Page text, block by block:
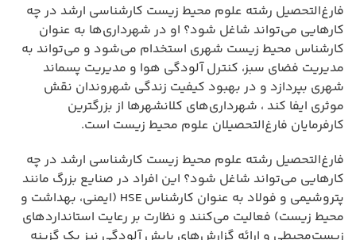
فارغ‌التحصیل رشته علوم محیط زیست کارشناسی ارشد در چه
کارهایی می‌تواند شاغل شود؟ او در شهرداری‌ها به عنوان
کارشناس محیط زیست شهری استخدام می‌شود و می‌تواند به
مدیریت فضای سبز، کنترل آلودگی هوا و مدیریت پسماند
شهری بپردازد و در بهبود کیفیت زندگی شهروندان نقش
موثری ایفا کند ، شهرداری‌های کلانشهرها از بزرگترین
کارفرمایان فارغ‌التحصیلان علوم محیط زیست است.
فارغ‌التحصیل رشته علوم محیط زیست کارشناسی ارشد در چه
کارهایی می‌تواند شاغل شود؟ این افراد در صنایع بزرگ مانند
پتروشیمی و فولاد به عنوان کارشناس HSE (ایمنی، بهداشت و
محیط زیست) فعالیت می‌کنند و نظارت بر رعایت استانداردهای